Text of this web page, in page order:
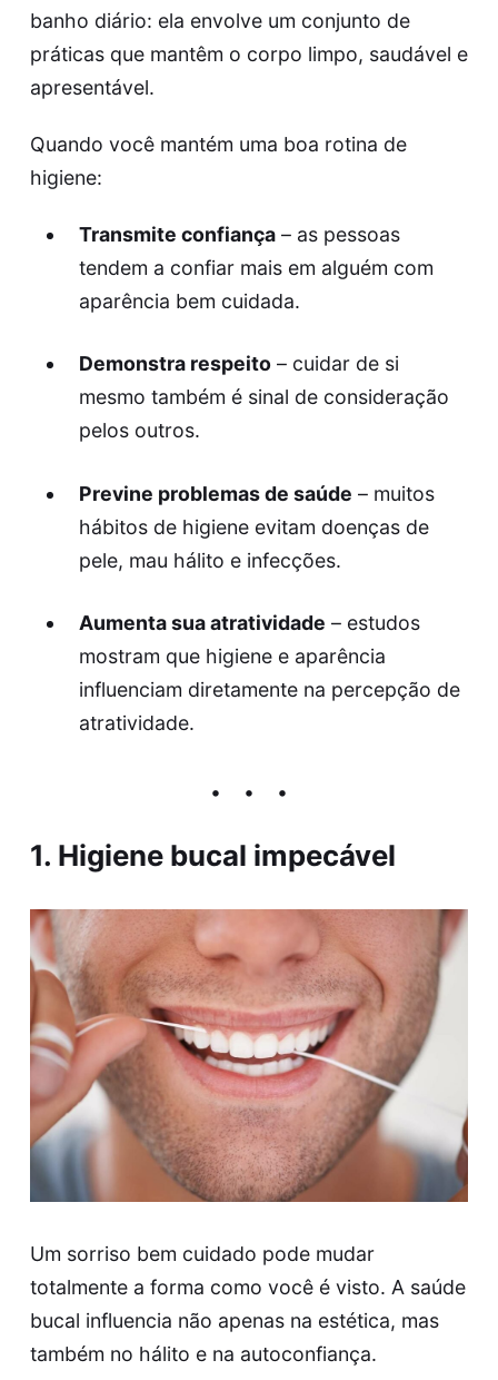
banho diário: ela envolve um conjunto de
práticas que mantêm o corpo limpo, saudável e
apresentável.
Quando você mantém uma boa rotina de
higiene:
Transmite confiança– as pessoas
tendem a confiar mais em alguém com
aparência bem cuidada.
Demonstra respeito– cuidar de si
mesmo também é sinal de consideração
pelos outros.
Previne problemas de saúde – muitos
hábitos de higiene evitam doenças de
pele, mau hálito e infecções.
Aumenta sua atratividade – estudos
mostram que higiene e aparência
influenciam diretamente na percepção de
atratividade.
1. Higiene bucal impecável
Um sorriso bem cuidado pode mudar
totalmente a forma como você é visto. A saúde
bucal influencia não apenas na estética, mas
também no hálito e na autoconfiança.